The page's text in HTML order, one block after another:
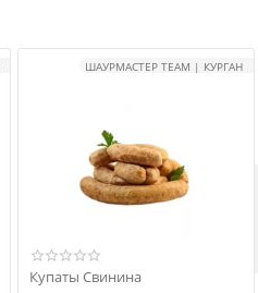
ШАУРМАСТЕР TEAM | КУРГАН
Купаты Свинина